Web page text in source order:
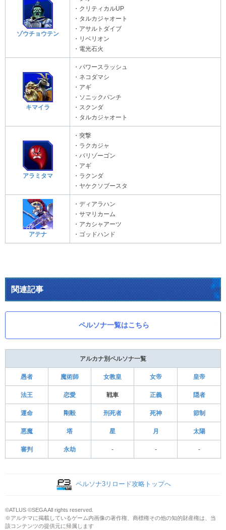
ゾウチョウテン
・クリティカルUP
・タルカジャオート
・アサルトダイブ
・リベリオン
・電光石火
キマイラ
・パワースラッシュ
・ネコダマシ
・アギ
・ソニックパンチ
・スクンダ
・タルカジャオート
アラミタマ
・突撃
・ラクカジャ
・バリゾーゴン
・アギ
・ラクンダ
・ヤケクソブースタ
アテナ
・ディアラハン
・サマリカーム
・アカシャアーツ
・ゴッドハンド
関連記事
ペルソナ一覧はこちら
アルカナ別ペルソナ一覧
愚者 魔術師 女教皇 女帝 皇帝
法王 恋愛 戦車 正義 隠者
運命 剛毅 刑死者 死神 節制
悪魔 塔 星 月 太陽
審判 永劫 - - -
ペルソナ3リロード攻略トップへ
©ATLUS ©SEGA All rights reserved.
※アルテマに掲載しているゲーム内画像の著作権、商標権その他の知的財産権は、当
該コンテンツの提供元に帰属します